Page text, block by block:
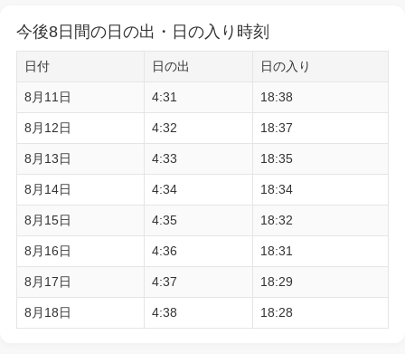
今後8日間の日の出・日の入り時刻
日付 日の出 日の入り
8月11日 4:31 18:38
8月12日 4:32 18:37
8月13日 4:33 18:35
8月14日 4:34 18:34
8月15日 4:35 18:32
8月16日 4:36 18:31
8月17日 4:37 18:29
8月18日 4:38 18:28